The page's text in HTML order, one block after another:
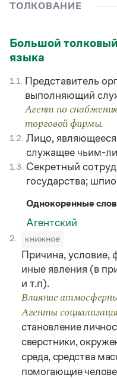
Словари русского языка
Справочники
Правила русской
Русский язык. Краткий
для школьников
Справочник по пунктуации
Словарь-справочник
Справочник по
Азбучные истины
Словарь-справочник
Все справочники портала
Журнал
Новости и события
Статьи
Монологи
Интервью
Лекции и подкасты
Учебник
Управление в
Правила русской
ТОЛКОВАНИЕ
Большой
языка
1.1.
Представитель
выполняющий
Агент по
торговой фирмы.
1.2. Лицо,
служащее чьим-
1.3. Секретный
государства;
Однокоренные
Агентский
2. книжное
Причина, условие,
иные явления (в
и т.п).
Влияние
Агенты
становление
сверстники,
среда, средства
помогающие